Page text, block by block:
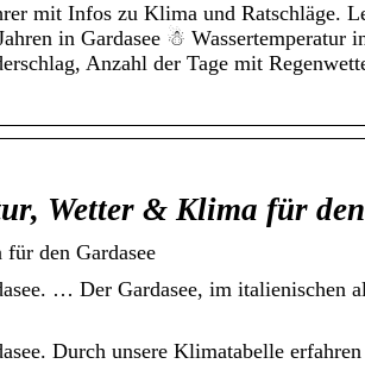
mit Infos zu Klima und Ratschläge.
in Gardasee ☃
Anzahl der Tage mit
Wetter & Klima für
den Gardasee
… Der Gardasee, im italienischen
Durch unsere Klimatabelle